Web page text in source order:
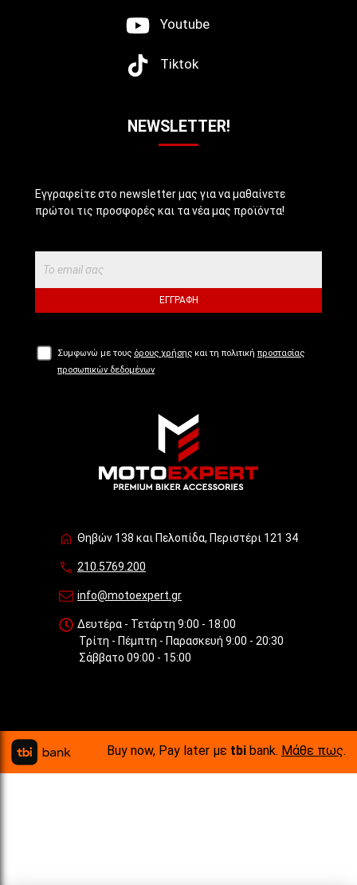
Youtube
Tiktok
NEWSLETTER!
Εγγραφείτε στο newsletter μας για να μαθαίνετε
πρώτοι τις προσφορές και τα νέα μας προϊόντα!
ΕΓΓΡΑΦΉ
Συμφωνώ με τους όρους χρήσης και τη πολιτική προστασίας
προσωπικών δεδομένων
Θηβών 138 και Πελοπίδα, Περιστέρι 121 34
210.5769.200
info@motoexpert.gr
Δευτέρα - Τετάρτη 9:00 - 18:00
Τρίτη - Πέμπτη - Παρασκευή 9:00 - 20:30
Σάββατο 09:00 - 15:00
Buy now, Pay later με tbi bank. Μάθε πως.